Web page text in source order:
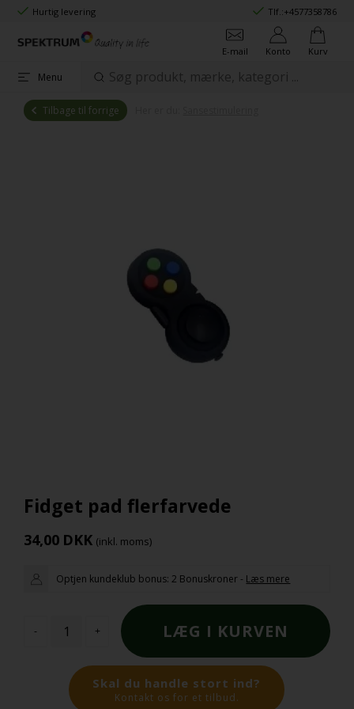
Hurtig levering Tlf.:+4577358786
E-mail Konto Kurv
Menu
Tilbage til forrige
Fidget pad flerfarvede
34,00 DKK (inkl. moms)
Optjen kundeklub bonus:2 Bonuskroner - Læs mere
- +
Skal du handle stort ind?
Kontakt os for et tilbud.